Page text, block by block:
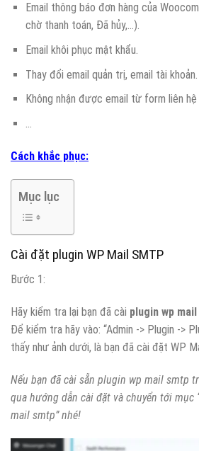
Email thông báo đơn hàng của
chờ thanh toán, Đã hủy,…).
Email khôi phục mật khẩu.
Thay đổi email quản trị, email tài khoản.
Không nhận được email từ form liên
Cách khắc phục:
Mục lục
Cài đặt plugin WP Mail SMTP
Bước 1:
Hãy kiểm tra lại bạn đã cài plugin wp
Để kiểm tra hãy vào: “Admin -> Plugin ->
thấy như ảnh dưới, là bạn đã cài đặt WP
Nếu bạn đã cài sẵn plugin wp mail smtp
qua hướng dẫn cài đặt và chuyển tới mục
mail smtp” nhé!